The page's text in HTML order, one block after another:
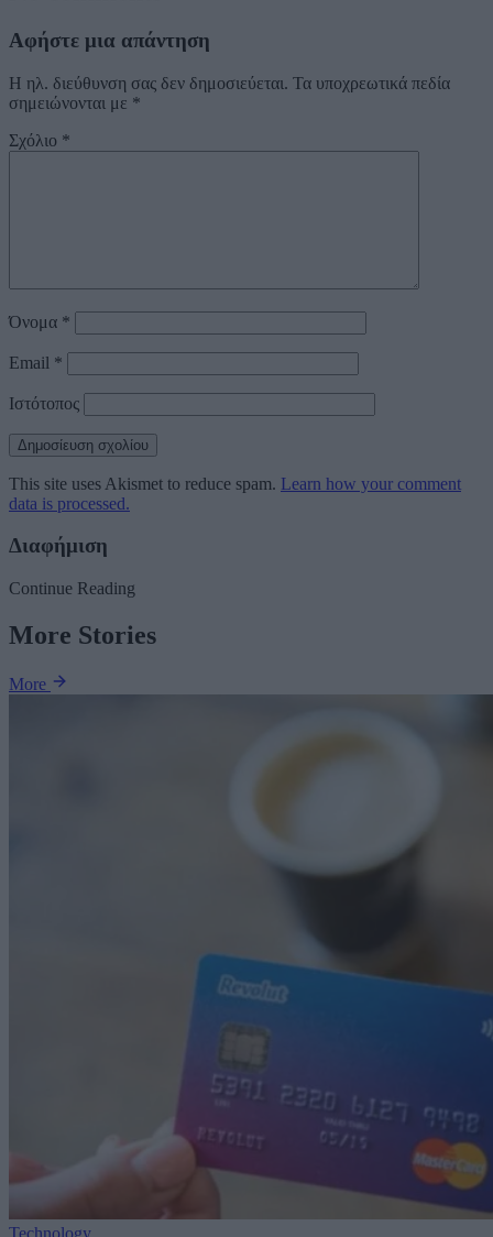
Αφήστε μια απάντηση
Η ηλ. διεύθυνση σας δεν δημοσιεύεται. Τα υποχρεωτικά πεδία
σημειώνονται με *
Σχόλιο *
Όνομα *
Email *
Ιστότοπος
This site uses Akismet to reduce spam. Learn how your comment
data is processed.
Διαφήμιση
Continue Reading
More Stories
More
Technology